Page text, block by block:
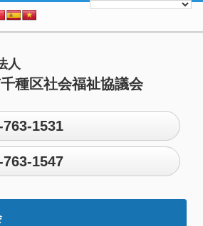
人
種区社会福祉協議会
763-1531
763-1547